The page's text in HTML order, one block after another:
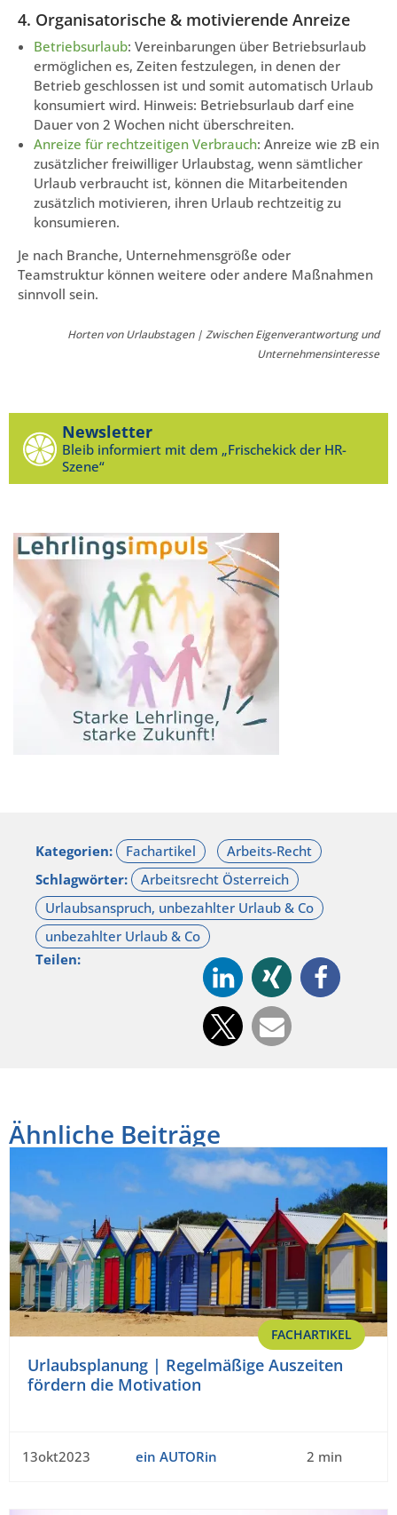
4. Organisatorische & motivierende Anreize
Betriebsurlaub: Vereinbarungen über Betriebsurlaub
ermöglichen es, Zeiten festzulegen, in denen der
Betrieb geschlossen ist und somit automatisch Urlaub
konsumiert wird. Hinweis: Betriebsurlaub darf eine
Dauer von 2 Wochen nicht überschreiten.
Anreize für rechtzeitigen Verbrauch: Anreize wie zB ein
zusätzlicher freiwilliger Urlaubstag, wenn sämtlicher
Urlaub verbraucht ist, können die Mitarbeitenden
zusätzlich motivieren, ihren Urlaub rechtzeitig zu
konsumieren.
Je nach Branche, Unternehmensgröße oder
Teamstruktur können weitere oder andere Maßnahmen
sinnvoll sein.
Horten von Urlaubstagen | Zwischen Eigenverantwortung und
Unternehmensinteresse
Newsletter
Bleib informiert mit dem „Frischekick der HR-
Szene“
Kategorien:
Schlagwörter:
Teilen:
Ähnliche Beiträge
FACHARTIKEL
Urlaubsplanung | Regelmäßige Auszeiten
fördern die Motivation
13okt2023 ein AUTORin 2 min